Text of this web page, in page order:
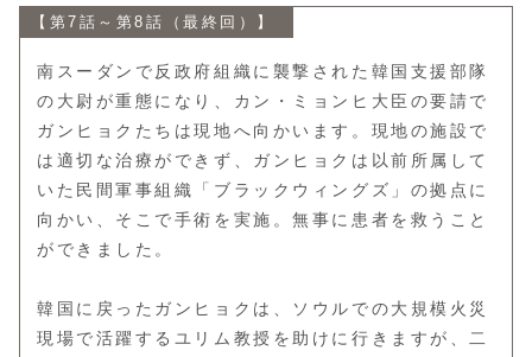
【第7話～第8話（最終回）】
南スーダンで反政府組織に襲撃された韓国支援部隊
の大尉が重態になり、カン・ミョンヒ大臣の要請で
ガンヒョクたちは現地へ向かいます。現地の施設で
は適切な治療ができず、ガンヒョクは以前所属して
いた民間軍事組織「ブラックウィングズ」の拠点に
向かい、そこで手術を実施。無事に患者を救うこと
ができました。
韓国に戻ったガンヒョクは、ソウルでの大規模火災
現場で活躍するユリム教授を助けに行きますが、二